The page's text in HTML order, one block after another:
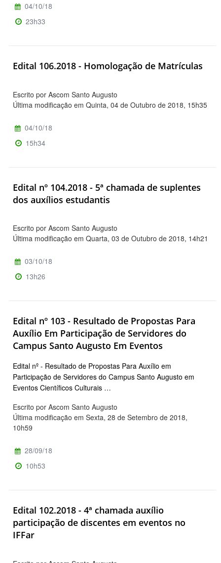
04/10/18
23h33
Edital 106.2018 - Homologação de Matrículas
Escrito por Ascom Santo Augusto
Última modificação em Quinta, 04 de Outubro de 2018, 15h35
04/10/18
15h34
Edital nº 104.2018 - 5ª chamada de suplentes
dos auxílios estudantis
Escrito por Ascom Santo Augusto
Última modificação em Quarta, 03 de Outubro de 2018, 14h21
03/10/18
13h26
Edital nº 103 - Resultado de Propostas Para
Auxílio Em Participação de Servidores do
Campus Santo Augusto Em Eventos
Edital nº - Resultado de Propostas Para Auxílio em
Participação de Servidores do Campus Santo Augusto em
Eventos Científicos Culturais …
Escrito por Ascom Santo Augusto
Última modificação em Sexta, 28 de Setembro de 2018,
10h59
28/09/18
10h53
Edital 102.2018 - 4ª chamada auxílio
participação de discentes em eventos no
IFFar